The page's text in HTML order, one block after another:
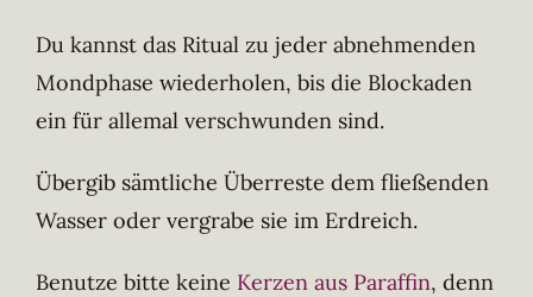
Du kannst das Ritual zu jeder abnehmenden
Mondphase wiederholen, bis die Blockaden
ein für allemal verschwunden sind.
Übergib sämtliche Überreste dem fließenden
Wasser oder vergrabe sie im Erdreich.
Benutze bitte keine Kerzen aus Paraffin, denn